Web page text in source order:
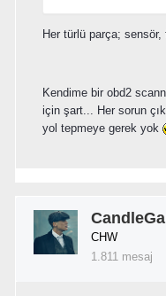
Her türlü parça; sensör,
Kendime bir obd2
için şart... Her sorun
yol tepmeye gerek yok
CHW
1.811 mesaj